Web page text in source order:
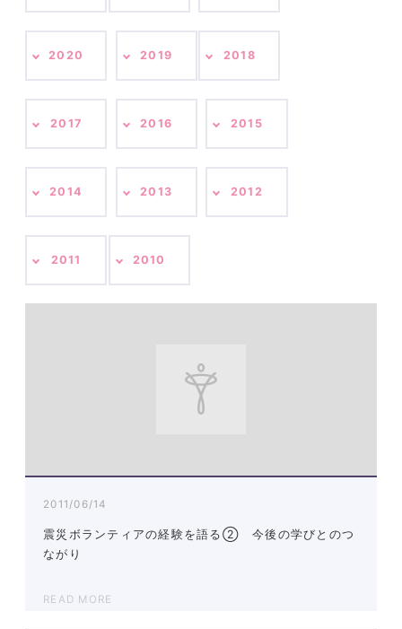
2020 2019 2018
2017 2016 2015
2014 2013 2012
2011 2010
2011/06/14
震災ボランティアの経験を語る② 今後の学びとのつ
ながり
READ MORE